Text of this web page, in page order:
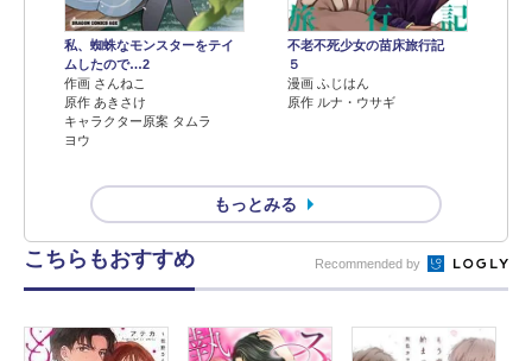
私、蜘蛛なモンスターをテイ
ムしたので…2
作画 さんねこ
原作 あきさけ
キャラクター原案 タムラ
ヨウ
不老不死少女の苗床旅行記
５
漫画 ふじはん
原作 ルナ・ウサギ
もっとみる
こちらもおすすめ Recommended by